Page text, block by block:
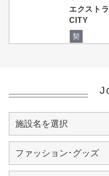
エクスト
CITY
契